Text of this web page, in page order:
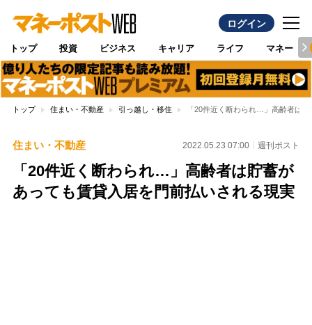
ログイン
トップ 投資 ビジネス キャリア ライフ マネー
トップ 住まい・不動産 引っ越し・移住 「20件近く断わられ…」高齢者は
住まい・不動産 2022.05.23 07:00 週刊ポスト
「20件近く断わられ…」高齢者は貯蓄が
あっても賃貸入居を門前払いされる現実